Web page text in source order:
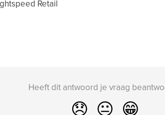
Retail
Heeft dit antwoord je vraag
😞 😐 😁